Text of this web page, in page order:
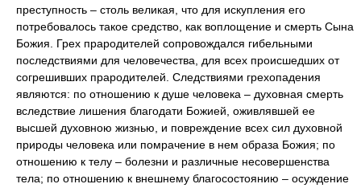
преступность – столь великая, что для искупления его
потребовалось такое средство, как воплощение и смерть Сына
Божия. Грех прародителей сопровождался гибельными
последствиями для человечества, для всех происшедших от
согрешивших прародителей. Следствиями грехопадения
являются: по отношению к душе человека – духовная смерть
вследствие лишения благодати Божией, оживлявшей ее
высшей духовною жизнью, и повреждение всех сил духовной
природы человека или помрачение в нем образа Божия; по
отношению к телу – болезни и различные несовершенства
тела; по отношению к внешнему благосостоянию – осуждение